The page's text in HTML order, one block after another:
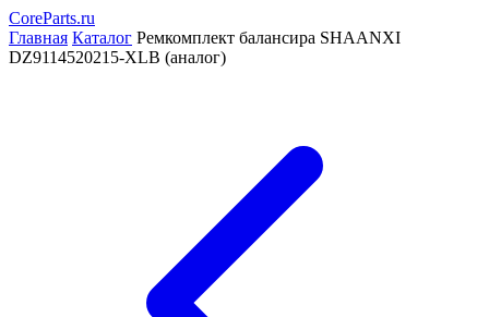
CoreParts.ru
Главная Каталог Ремкомплект балансира SHAANXI
DZ9114520215-XLB (аналог)